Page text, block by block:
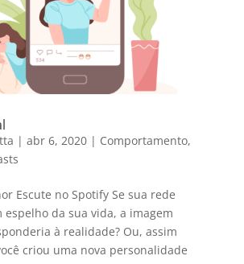
| abr 6, 2020| Comportamento,
Escute no Spotify Se sua rede
espelho da sua vida, a imagem
à realidade? Ou, assim
criou uma nova personalidade